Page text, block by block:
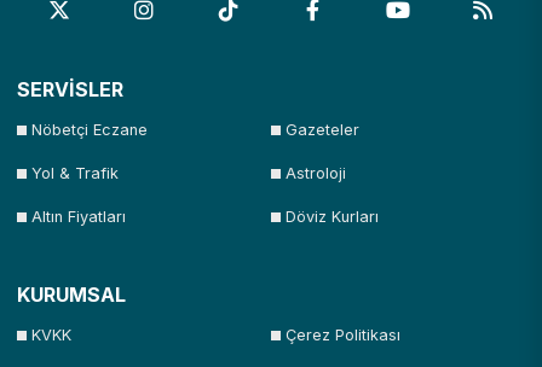
SERVİSLER
Nöbetçi Eczane Gazeteler
Yol & Trafik Astroloji
Altın Fiyatları Döviz Kurları
KURUMSAL
KVKK Çerez Politikası